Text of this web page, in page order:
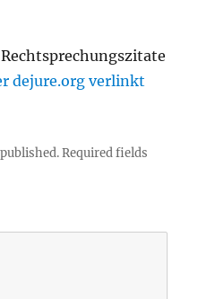
dejure.org verlinkt
Required fields